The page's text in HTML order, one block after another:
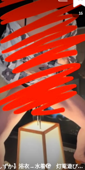
16
【裏しずか】浴衣→水着🫣 灯篭遊び
ギ